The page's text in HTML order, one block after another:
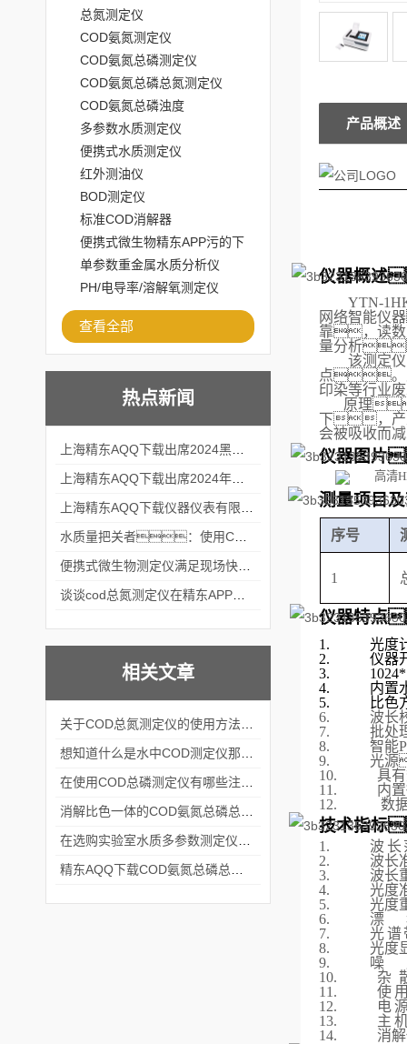
总氮测定仪
COD氨氮测定仪
COD氨氮总磷测定仪
COD氨氮总磷总氮测定仪
COD氨氮总磷浊度
多参数水质测定仪
便携式水质测定仪
红外测油仪
BOD测定仪
标准COD消解器
便携式微生物精东APP污的下
载安装
单参数重金属水质分析仪
PH/电导率/溶解氧测定仪
查看全部
热点新闻
相关文章
产品概述
仪器概
YTN-1
网络智能仪
靠， 读
量分析
该测定
点。
印染等行业
原理
下，产
会被吸收而
仪器图
测量项目
序号
1
仪器特点
1.
光度
2.
仪器
3.
4.
内置
5.
比
6.
波长
7.
批处
8.
智能
9.
光源
10.
具
11.
内
12.
数
技术指
1.
波长
2.
波长
3.
波长
4.
光度
5.
光度
6.
漂
7.
光谱
8.
光度
9.
噪
10.
杂
11.
使
12.
电
13.
主
14.
消